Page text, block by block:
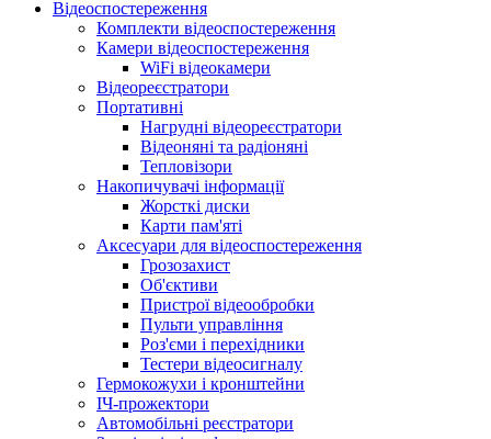
Відеоспостереження
Комплекти відеоспостереження
Камери відеоспостереження
WiFi відеокамери
Відеореєстратори
Портативні
Нагрудні відеореєстратори
Відеоняні та радіоняні
Тепловізори
Накопичувачі інформації
Жорсткі диски
Карти пам'яті
Аксесуари для відеоспостереження
Грозозахист
Об'єктиви
Пристрої відеообробки
Пульти управління
Роз'єми і перехідники
Тестери відеосигналу
Гермокожухи і кронштейни
ІЧ-прожектори
Автомобільні реєстратори